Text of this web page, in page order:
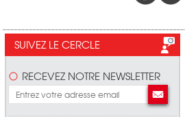
SUIVEZ LE CERCLE
RECEVEZ NOTRE NEWSLETTER